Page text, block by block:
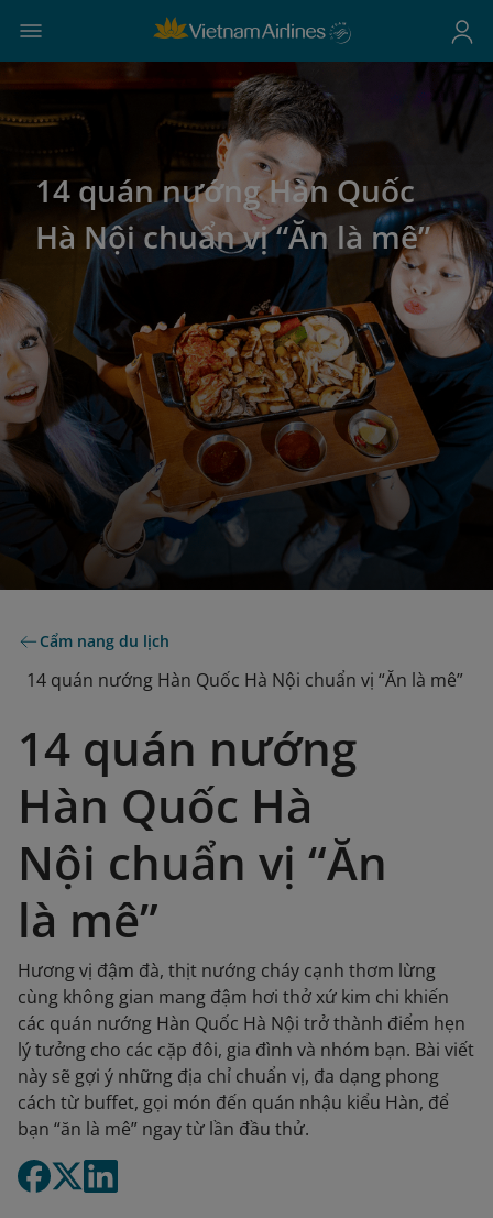
14 quán nướng Hàn Quốc
Hà Nội chuẩn vị “Ăn là mê”
Cẩm nang du lịch
14 quán nướng Hàn Quốc Hà Nội chuẩn vị “Ăn là mê”
14 quán nướng
Hàn Quốc Hà
Nội chuẩn vị “Ăn
là mê”
Hương vị đậm đà, thịt nướng cháy cạnh thơm lừng
cùng không gian mang đậm hơi thở xứ kim chi khiến
các quán nướng Hàn Quốc Hà Nội trở thành điểm hẹn
lý tưởng cho các cặp đôi, gia đình và nhóm bạn. Bài viết
này sẽ gợi ý những địa chỉ chuẩn vị, đa dạng phong
cách từ buffet, gọi món đến quán nhậu kiểu Hàn, để
bạn “ăn là mê” ngay từ lần đầu thử.